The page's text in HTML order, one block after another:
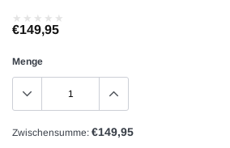
★
★ ★
★ ★
★ ★
★ ★
★
€149,95
Menge
Zwischensumme: €149,95